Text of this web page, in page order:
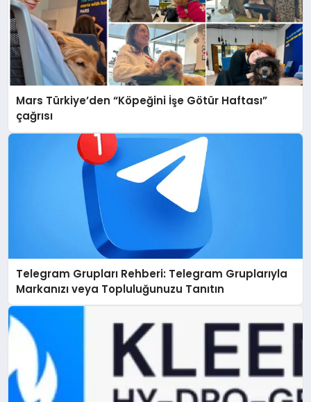
Mars Türkiye’den “Köpeğini İşe Götür Haftası”
çağrısı
Telegram Grupları Rehberi: Telegram Gruplarıyla
Markanızı veya Topluluğunuzu Tanıtın